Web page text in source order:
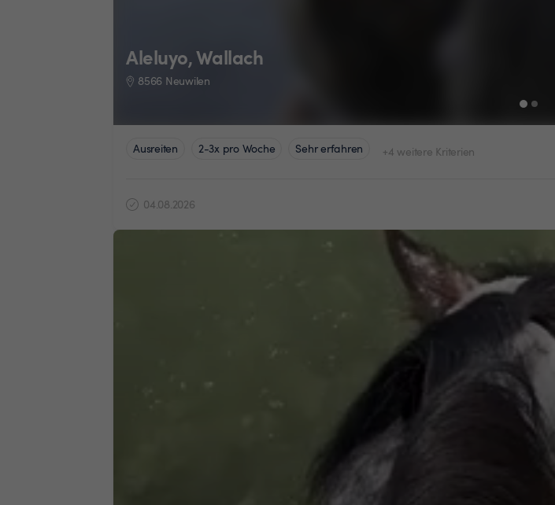
Aleluyo, Wallach
8566 Neuwilen
Ausreiten 2-3x pro Woche Sehr erfahren +4 weitere Kriterien
04.08.2026